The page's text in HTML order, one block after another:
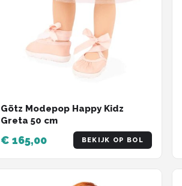
Götz Modepop Happy Kidz
Greta 50 cm
€ 165,00 BEKIJK OP BOL